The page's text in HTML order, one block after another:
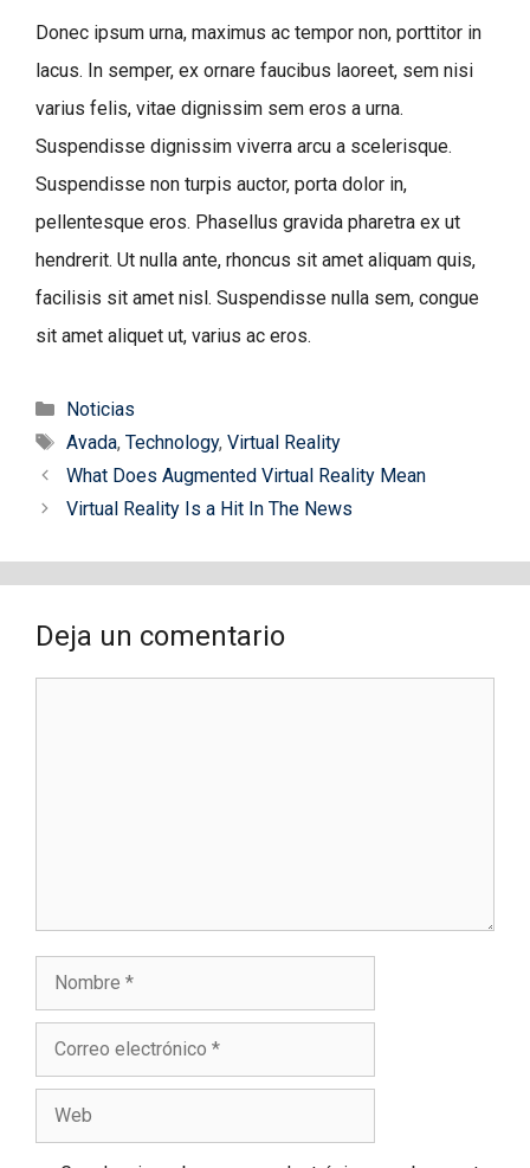
Donec ipsum urna, maximus ac tempor non, porttitor in
lacus. In semper, ex ornare faucibus laoreet, sem nisi
varius felis, vitae dignissim sem eros a urna.
Suspendisse dignissim viverra arcu a scelerisque.
Suspendisse non turpis auctor, porta dolor in,
pellentesque eros. Phasellus gravida pharetra ex ut
hendrerit. Ut nulla ante, rhoncus sit amet aliquam quis,
facilisis sit amet nisl. Suspendisse nulla sem, congue
sit amet aliquet ut, varius ac eros.
Categorías
Noticias
Etiquetas
Avada, Technology, Virtual Reality
What Does Augmented Virtual Reality Mean
Virtual Reality Is a Hit In The News
Deja un comentario
Nombre
Correo
electrónico
Web